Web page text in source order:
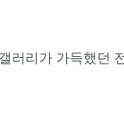
러리가 가득했던